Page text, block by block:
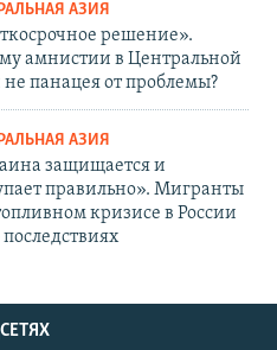
АЗИЯ
решение».
амнистии в Центральной
панацея от проблемы?
АЗИЯ
защищается и
правильно». Мигранты
кризисе в России
последствиях